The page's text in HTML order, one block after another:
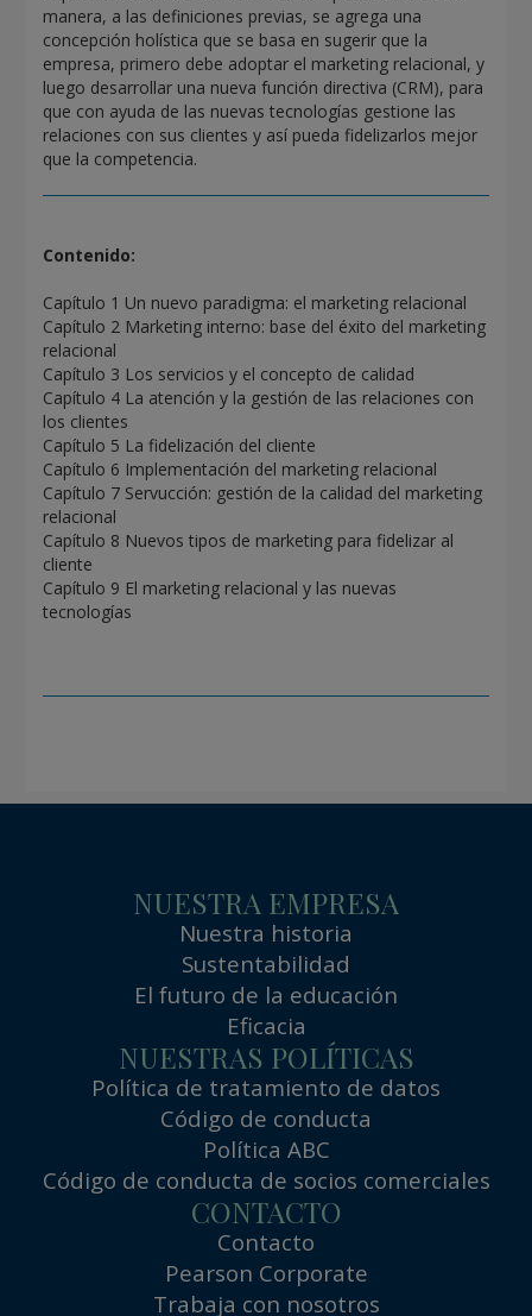
manera, a las definiciones previas, se agrega una
concepción holística que se basa en sugerir que la
empresa, primero debe adoptar el marketing relacional, y
luego desarrollar una nueva función directiva (CRM), para
que con ayuda de las nuevas tecnologías gestione las
relaciones con sus clientes y así pueda fidelizarlos mejor
que la competencia.
Contenido:
Capítulo 1 Un nuevo paradigma: el marketing relacional
Capítulo 2 Marketing interno: base del éxito del marketing
relacional
Capítulo 3 Los servicios y el concepto de calidad
Capítulo 4 La atención y la gestión de las relaciones con
los clientes
Capítulo 5 La fidelización del cliente
Capítulo 6 Implementación del marketing relacional
Capítulo 7 Servucción: gestión de la calidad del marketing
relacional
Capítulo 8 Nuevos tipos de marketing para fidelizar al
cliente
Capítulo 9 El marketing relacional y las nuevas
tecnologías
NUESTRA EMPRESA
Nuestra historia
Sustentabilidad
El futuro de la educación
Eficacia
NUESTRAS POLÍTICAS
Política de tratamiento de datos
Código de conducta
Política ABC
Código de conducta de socios comerciales
CONTACTO
Contacto
Pearson Corporate
Trabaja con nosotros